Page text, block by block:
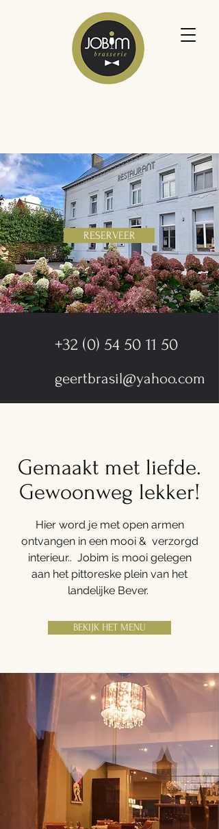
RESERVEER
+32 (0) 54 50 11 50
geertbrasil@yahoo.com
Gemaakt met liefde.
Gewoonweg lekker!
Hier word je met open armen
ontvangen in een mooi & verzorgd
interieur.. Jobim is mooi gelegen
aan het pittoreske plein van het
landelijke Bever.
BEKIJK HET MENU